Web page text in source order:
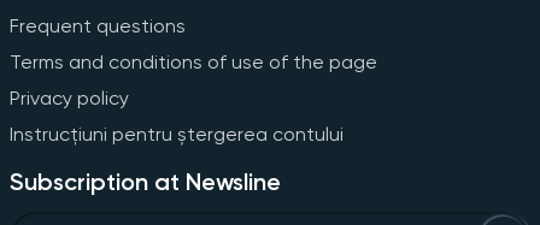
Frequent questions
Terms and conditions of use of the page
Privacy policy
Instrucțiuni pentru ștergerea contului
Subscription at Newsline